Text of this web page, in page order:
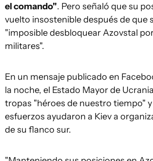
el comando". Pero señaló que su
vuelto insostenible después de que
"imposible desbloquear Azovstal
militares".
En un mensaje publicado en
la noche, el Estado Mayor de
tropas "héroes de nuestro tiempo"
esfuerzos ayudaron a Kiev a
de su flanco sur.